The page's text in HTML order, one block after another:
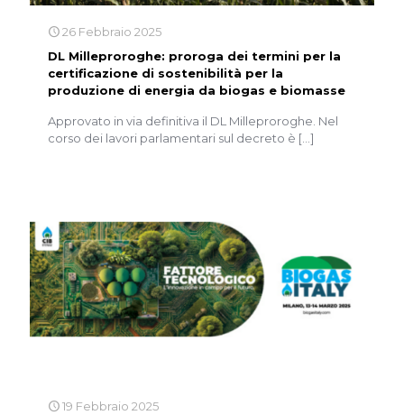
26 Febbraio 2025
DL Milleproroghe: proroga dei termini per la
certificazione di sostenibilità per la
produzione di energia da biogas e biomasse
Approvato in via definitiva il DL Milleproroghe. Nel
corso dei lavori parlamentari sul decreto è […]
19 Febbraio 2025